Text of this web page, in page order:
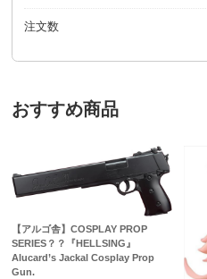
注文数
おすすめ商品
【アルゴ舎】COSPLAY PROP
SERIES？？『HELLSING』
Alucard’s Jackal Cosplay Prop
Gun.